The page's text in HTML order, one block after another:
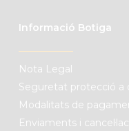
Informació Botiga
Nota Legal
Seguretat protecció a
Modalitats de
Enviaments i